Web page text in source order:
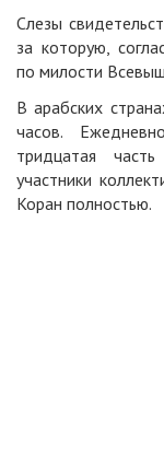
Слезы
за которую,
по милости
В арабских
часов.
тридцатая
участники
Коран полностью.